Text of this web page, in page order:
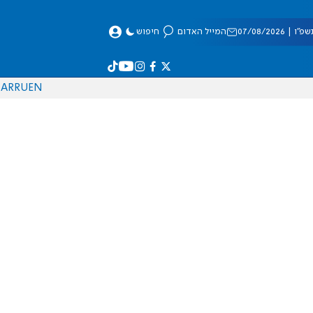
08/2026 המייל האדום חיפוש
EN
RU
AR